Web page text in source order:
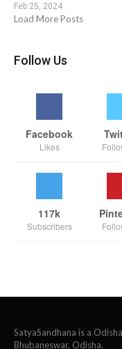
Feb 25, 2024
Load More Posts
Follow Us
Facebook
Likes
117k
Subscribers
SatyaSandhana is a
Bhubaneswar, Odisha.